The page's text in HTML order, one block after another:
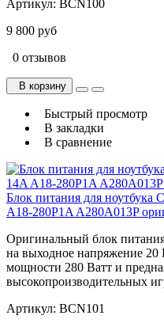
Артикул: BCN100
9 800 руб
0 отзывов
В корзину
Быстрый просмотр
В закладки
В сравнение
Блок питания для
A18-280P1A A280A013P
Оригинальный блок
на выходное напряжение
мощности 280 Ватт и
высокопроизводительных
Артикул: BCN101